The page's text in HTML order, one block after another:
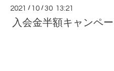
2021 / 10 /30 13:21
入会金半額キャンペー